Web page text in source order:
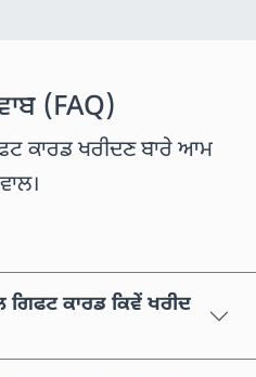
(FAQ)
ਕਾਰਡ ਖਰੀਦਣ ਬਾਰੇ ਆਮ
ਗਿਫਟ ਕਾਰਡ ਕਿਵੇਂ ਖਰੀਦ